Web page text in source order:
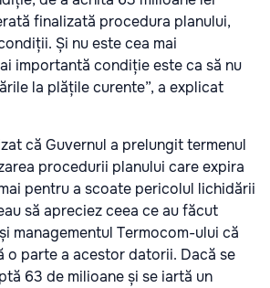
finalizată procedura planului,
Și nu este cea mai
importantă condiție este ca să nu
la plățile curente”, a explicat
că Guvernul a prelungit termenul
procedurii planului care expira
pentru a scoate pericolul lichidării
să apreciez ceea ce au făcut
managementul Termocom-ului că
o parte a acestor datorii. Dacă se
63 de milioane și se iartă un